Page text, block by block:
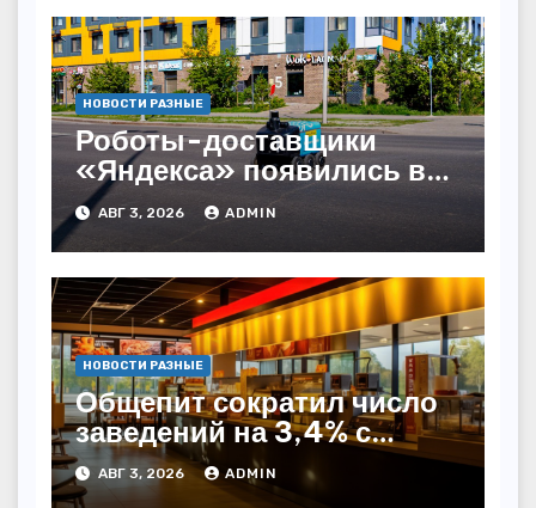
НОВОСТИ РАЗНЫЕ
Роботы-доставщики
«Яндекса» появились в
Казахстане
АВГ 3, 2026 ADMIN
НОВОСТИ РАЗНЫЕ
Общепит сократил число
заведений на 3,4% с
начала года — INFOLine
АВГ 3, 2026 ADMIN